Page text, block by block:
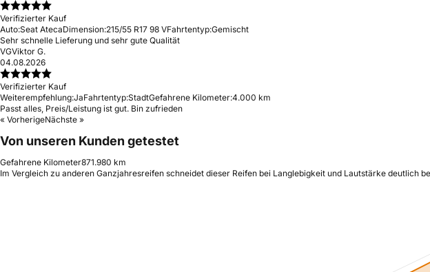
Verifizierter Kauf
Auto:Seat AtecaDimension:215/55 R17 98 VFahrtentyp:Gemischt
Sehr schnelle Lieferung und sehr gute Qualität
VGViktor G.
04.08.2026
Verifizierter Kauf
Weiterempfehlung:JaFahrtentyp:StadtGefahrene Kilometer:4.000 km
Passt alles, Preis/Leistung ist gut. Bin zufrieden
« VorherigeNächste »
Von unseren Kunden getestet
Gefahrene Kilometer871.980 km
Im Vergleich zu anderen Ganzjahresreifen schneidet dieser Reifen bei Langlebigkeit und Lautstärke deutlich